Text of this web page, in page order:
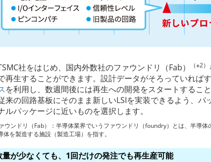
社をはじめ、国内外数社のファウンドリ（Fab） （※2）
再生することができます。設計データがそろっていれば
を利用し、数週間後には再生への開発をスタートするこ
来の回路基板にそのまま新しいLSIを実装できるよう、
ルパッケージに近いものを選択します。
ウンドリ（Fab）：半導体業界でいうファウンドリ（foundry）とは、半導
体を製造する施設（製造工場）を指す。
が少なくても、1回だけの発注でも再生産可能